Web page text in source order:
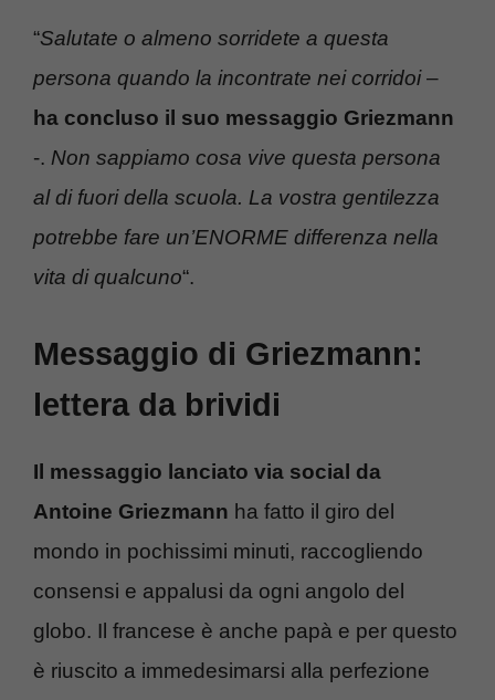
“Salutate o almeno sorridete a questa
persona quando la incontrate nei corridoi–
ha concluso il suo messaggio Griezmann
-. Non sappiamo cosa vive questa persona
al di fuori della scuola. La vostra gentilezza
potrebbe fare un’ENORME differenza nella
vita di qualcuno“.
Messaggio di Griezmann:
lettera da brividi
Il messaggio lanciato via social da
Antoine Griezmann ha fatto il giro del
mondo in pochissimi minuti, raccogliendo
consensi e appalusi da ogni angolo del
globo. Il francese è anche papà e per questo
è riuscito a immedesimarsi alla perfezione